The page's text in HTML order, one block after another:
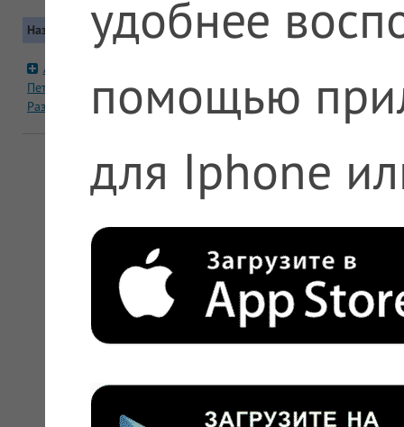
Название Контакты
А5 №94
Петровско-
Разумовская
152М, 206М, 406М
+7 (495) 612-11-11, +7 (800) 200-
удобнее
помощью
для Iphone